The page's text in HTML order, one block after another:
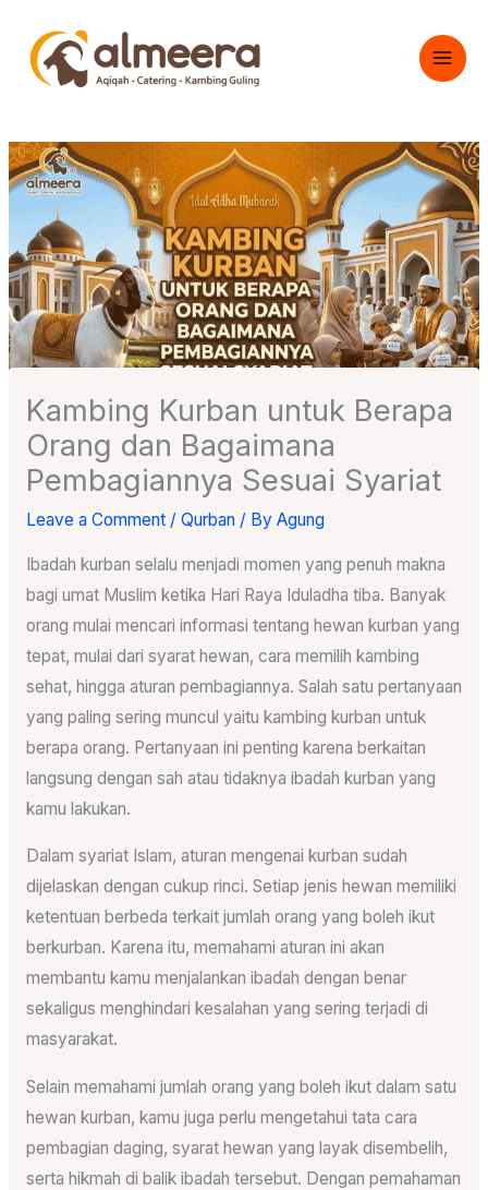
content
Kambing Kurban untuk Berapa
Orang dan Bagaimana
Pembagiannya Sesuai Syariat
Leave a Comment / Qurban/ By Agung
Ibadah kurban selalu menjadi momen yang penuh makna
bagi umat Muslim ketika Hari Raya Iduladha tiba. Banyak
orang mulai mencari informasi tentang hewan kurban yang
tepat, mulai dari syarat hewan, cara memilih kambing
sehat, hingga aturan pembagiannya. Salah satu pertanyaan
yang paling sering muncul yaitu kambing kurban untuk
berapa orang. Pertanyaan ini penting karena berkaitan
langsung dengan sah atau tidaknya ibadah kurban yang
kamu lakukan.
Dalam syariat Islam, aturan mengenai kurban sudah
dijelaskan dengan cukup rinci. Setiap jenis hewan memiliki
ketentuan berbeda terkait jumlah orang yang boleh ikut
berkurban. Karena itu, memahami aturan ini akan
membantu kamu menjalankan ibadah dengan benar
sekaligus menghindari kesalahan yang sering terjadi di
masyarakat.
Selain memahami jumlah orang yang boleh ikut dalam satu
hewan kurban, kamu juga perlu mengetahui tata cara
pembagian daging, syarat hewan yang layak disembelih,
serta hikmah di balik ibadah tersebut. Dengan pemahaman